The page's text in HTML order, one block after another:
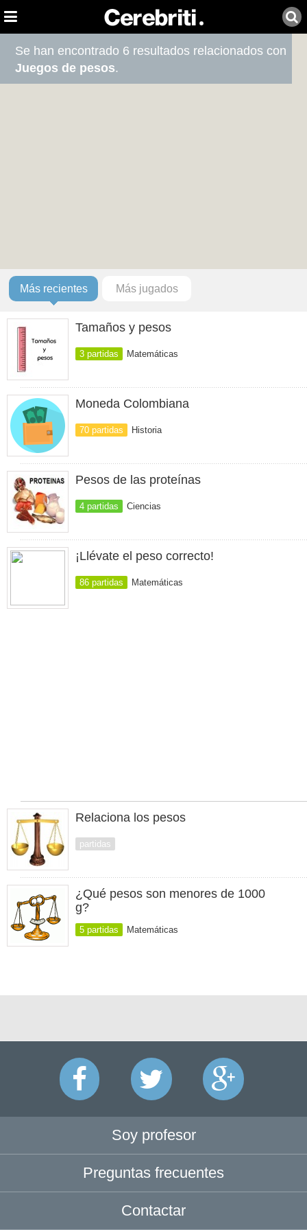
Se han encontrado 6 resultados relacionados con
Juegos de pesos.
Más recientes Más jugados
Tamaños y pesos
3 partidas Matemáticas
Moneda Colombiana
70 partidas Historia
Pesos de las proteínas
4 partidas Ciencias
¡Llévate el peso correcto!
86 partidas Matemáticas
Relaciona los pesos
partidas
¿Qué pesos son menores de 1000
g?
5 partidas Matemáticas
Soy profesor
Preguntas frecuentes
Contactar